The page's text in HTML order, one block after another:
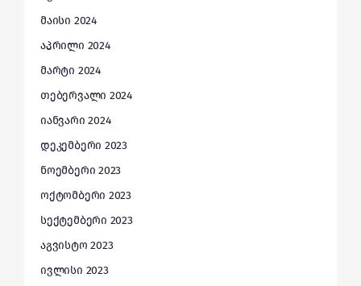
მაისი 2024
აპრილი 2024
მარტი 2024
თებერვალი 2024
იანვარი 2024
დეკემბერი 2023
ნოემბერი 2023
ოქტომბერი 2023
სექტემბერი 2023
აგვისტო 2023
ივლისი 2023